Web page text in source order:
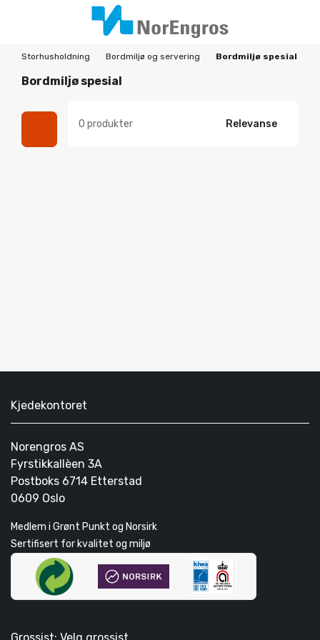
Storhusholdning Bordmiljø og servering Bordmiljø spesial
Bordmiljø spesial
0 produkter Relevanse
Kjedekontoret
Norengros AS
Fyrstikkallèen 3A
Postboks 6714 Etterstad
0609 Oslo
Medlem i Grønt Punkt og Norsirk
Sertifisert for kvalitet og miljø